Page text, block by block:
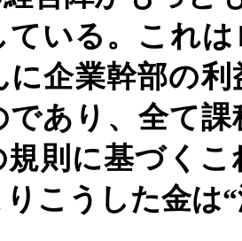
ている。これ
に企業幹部の
であり、全て
規則に基づく
こうした金は“